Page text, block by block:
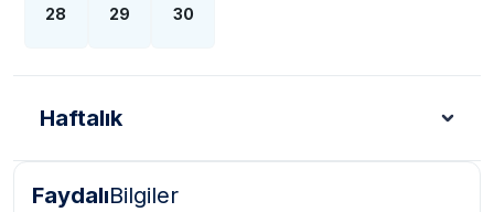
28 29 30
Haftalık
Türk Lirası - TL
FaydalıBilgiler